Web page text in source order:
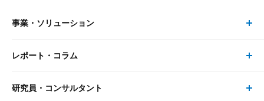
事業・ソリューション
事業・ソリューション トップ
リサーチ
レポート・コラム
レポート・コラム トップ
研究員・コンサルタント